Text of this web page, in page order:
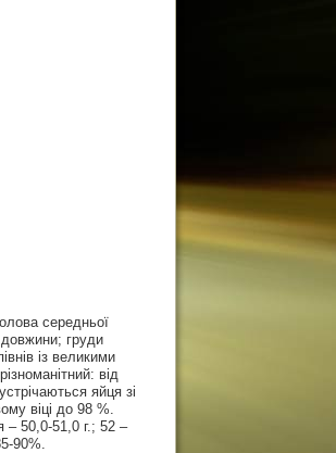
середньої
груди
із великими
від
яйця зі
віці до 98 %.
– 50,0-51,0 г.; 52 –
90%.